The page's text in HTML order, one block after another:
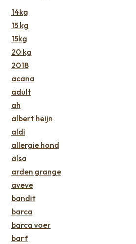
14kg
15 kg
15kg
20 kg
2018
acana
adult
ah
albert heijn
aldi
allergie hond
alsa
arden grange
aveve
bandit
barca
barca voer
barf